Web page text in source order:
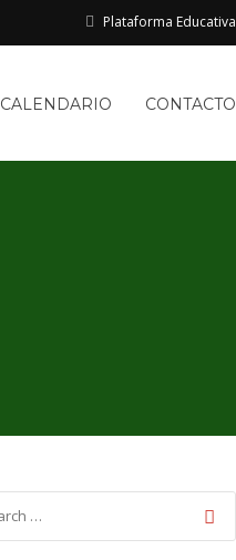
Plataforma Educativa
CALENDARIO CONTACTO